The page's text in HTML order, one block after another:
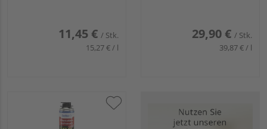
11,45 € / Stk.
15,27 € / l
29,90 € / Stk.
39,87 € / l